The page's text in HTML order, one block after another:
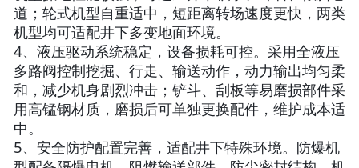
道；轮式机型自重适中，短距离转场速度更快，两类
机型均可适配井下多变地面环境。
4、液压驱动系统稳定，设备损耗可控。采用全液压
多路阀控制挖掘、行走、输送动作，动力输出均匀柔
和，减少机身剧烈冲击；铲斗、刮板等易磨损部件采
用高锰钢材质，磨损后可单独更换配件，维护成本适
中。
5、安全防护配置完善，适配井下特殊环境。防爆机